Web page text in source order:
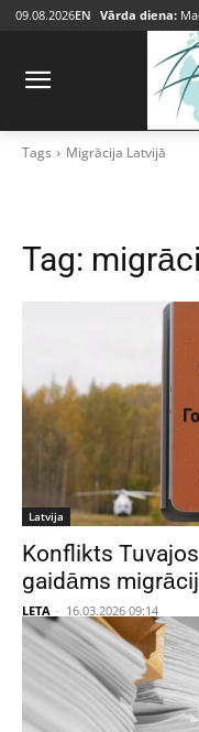
09.08.2026EN Vārda diena:
Tags Migrācija Latvijā
Tag:
Latvija
Konflikts
gaidāms
LETA - 16.03.2026 09:14